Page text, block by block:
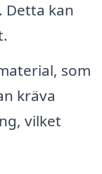
kan
som
kräva
vilket